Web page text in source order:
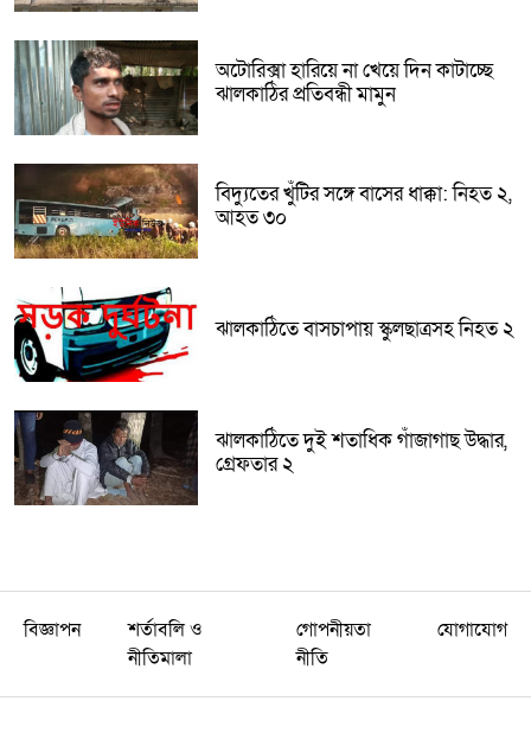
অটোরিক্সা হারিয়ে না খেয়ে দিন কাটাচ্ছে
ঝালকাঠির প্রতিবন্ধী মামুন
বিদ্যুতের খুঁটির সঙ্গে বাসের ধাক্কা: নিহত ২,
আহত ৩০
ঝালকাঠিতে বাসচাপায় স্কুলছাত্রসহ নিহত ২
ঝালকাঠিতে দুই শতাধিক গাঁজাগাছ উদ্ধার,
গ্রেফতার ২
বিজ্ঞাপন
শর্তাবলি ও
নীতিমালা
গোপনীয়তা
নীতি
যোগাযোগ